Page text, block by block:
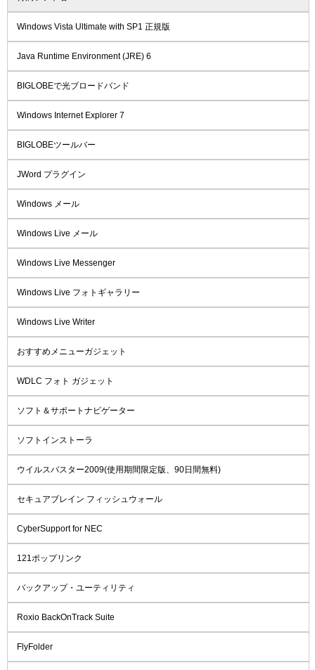
Windows Vista Ultimate with SP1 正規版
Java Runtime Environment (JRE) 6
BIGLOBEで光ブロードバンド
Windows Internet Explorer 7
BIGLOBEツールバー
JWord プラグイン
Windows メール
Windows Live メール
Windows Live Messenger
Windows Live フォトギャラリー
Windows Live Writer
おすすめメニューガジェット
WDLC フォト ガジェット
ソフト＆サポートナビゲーター
ソフトインストーラ
ウイルスバスター2009(使用期間限定版、90日間無料)
セキュアブレイン フィッシュウォール
CyberSupport for NEC
121ポップリンク
バックアップ・ユーティリティ
Roxio BackOnTrack Suite
FlyFolder